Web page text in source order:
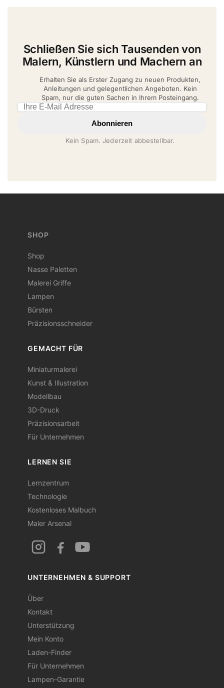
Schließen Sie sich Tausenden von
Malern, Künstlern und Machern an
Erhalten Sie als Erster Zugang zu neuen Produkten,
Anleitungen und gelegentlichen Angeboten. Kein
Spam, nur die guten Sachen in Ihrem Posteingang.
Email address
Abonnieren
Kein Spam. Jederzeit abbestellbar.
SHOP
Shop
Nasse Paletten
Malerei Griffe
Lampen
Bürsten
Präzisionsschneider
GEMACHT FÜR
Miniaturmalerei
Kunst & Illustration
Modellbau
3D-Druck
Präzisionsarbeit
Für Unternehmen
LERNEN SIE
Lernzentrum
Technologie
Kostenloses Malbuch
Maler Arsenal
UNTERNEHMEN & SUPPORT
Über
Kontakt
Unterstützung
Mein Konto
Laden-Finder
Für Unternehmen
Lampen-Garantie